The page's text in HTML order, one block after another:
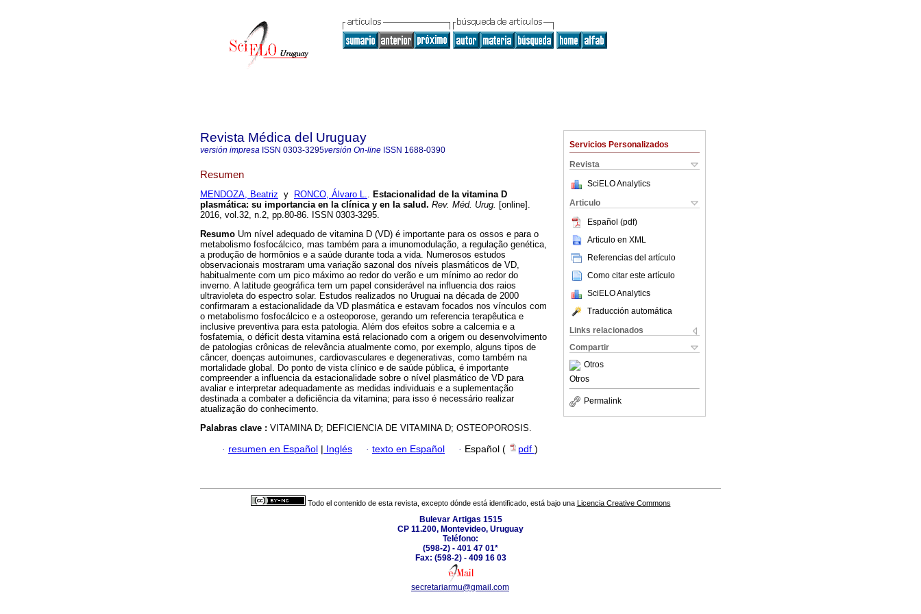
Servicios Personalizados
Revista
SciELO Analytics
Articulo
Español (pdf)
Articulo en XML
Referencias del artículo
Como citar este artículo
SciELO Analytics
Traducción automática
Links relacionados
Compartir
Otros
Otros
Permalink
Revista Médica del Uruguay
versión impresa ISSN 0303-3295versión On-line ISSN 1688-0390
Resumen
MENDOZA, Beatriz y RONCO, Álvaro L.. Estacionalidad de la vitamina D
plasmática: su importancia en la clínica y en la salud. Rev. Méd. Urug. [online].
2016, vol.32, n.2, pp.80-86. ISSN 0303-3295.
Resumo Um nível adequado de vitamina D (VD) é importante para os ossos e para o
metabolismo fosfocálcico, mas também para a imunomodulação, a regulação genética,
a produção de hormônios e a saúde durante toda a vida. Numerosos estudos
observacionais mostraram uma variação sazonal dos níveis plasmáticos de VD,
habitualmente com um pico máximo ao redor do verão e um mínimo ao redor do
inverno. A latitude geográfica tem um papel considerável na influencia dos raios
ultravioleta do espectro solar. Estudos realizados no Uruguai na década de 2000
confirmaram a estacionalidade da VD plasmática e estavam focados nos vínculos com
o metabolismo fosfocálcico e a osteoporose, gerando um referencia terapêutica e
inclusive preventiva para esta patologia. Além dos efeitos sobre a calcemia e a
fosfatemia, o déficit desta vitamina está relacionado com a origem ou desenvolvimento
de patologias crônicas de relevância atualmente como, por exemplo, alguns tipos de
câncer, doenças autoimunes, cardiovasculares e degenerativas, como também na
mortalidade global. Do ponto de vista clínico e de saúde pública, é importante
compreender a influencia da estacionalidade sobre o nível plasmático de VD para
avaliar e interpretar adequadamente as medidas individuais e a suplementação
destinada a combater a deficiência da vitamina; para isso é necessário realizar
atualização do conhecimento.
Palabras clave : VITAMINA D; DEFICIENCIA DE VITAMINA D; OSTEOPOROSIS.
· resumen en Español | Inglés · texto en Español · Español ( pdf )
Todo el contenido de esta revista, excepto dónde está identificado, está bajo una Licencia Creative Commons
Bulevar Artigas 1515
CP 11.200, Montevideo, Uruguay
Teléfono:
(598-2) - 401 47 01*
Fax: (598-2) - 409 16 03
secretariarmu@gmail.com